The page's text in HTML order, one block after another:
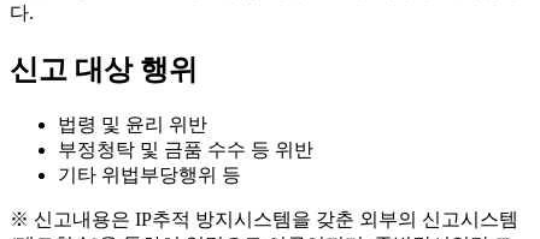
다.
신고 대상 행위
법령 및 윤리 위반
부정청탁 및 금품 수수 등 위반
기타 위법부당행위 등
※ 신고내용은 IP추적 방지시스템을 갖춘 외부의 신고시스템